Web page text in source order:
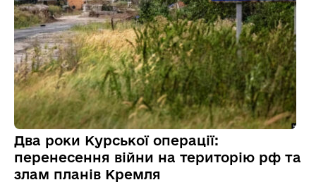
Два роки Курської операції:
перенесення війни на територію рф та
злам планів Кремля